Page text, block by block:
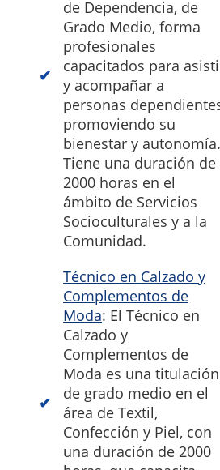
de Dependencia, de
Grado Medio, forma
profesionales
capacitados para
y acompañar a
personas
promoviendo su
bienestar y autonomía.
Tiene una duración de
2000 horas en el
ámbito de Servicios
Socioculturales y a la
Comunidad.
Técnico en Calzado y
Complementos de
Moda: El Técnico en
Calzado y
Complementos de
Moda es una titulación
de grado medio en el
área de Textil,
Confección y Piel, con
una duración de 2000